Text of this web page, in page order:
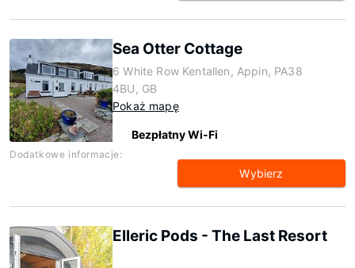
Sea Otter Cottage
6 White Row Kentallen, Appin, PA38
4BU, GB
Pokaż mapę
Bezpłatny Wi-Fi
Dodatkowe informacje:
Wybierz
Elleric Pods - The Last Resort